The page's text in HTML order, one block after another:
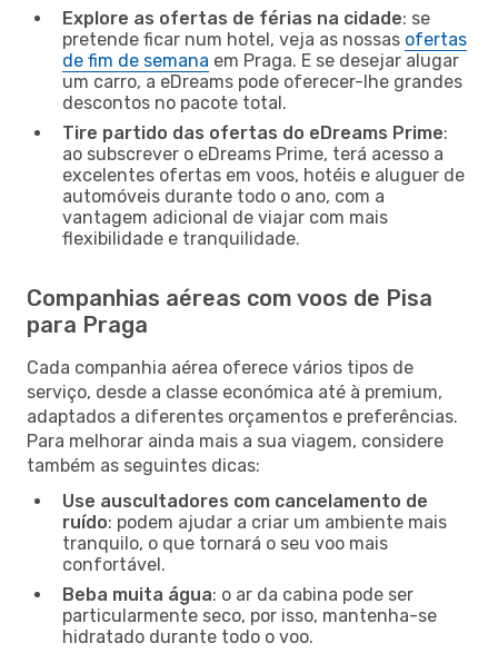
Explore as ofertas de férias na cidade: se
pretende ficar num hotel, veja as nossas ofertas
de fim de semana em Praga. E se desejar alugar
um carro, a eDreams pode oferecer-lhe grandes
descontos no pacote total.
Tire partido das ofertas do eDreams Prime:
ao subscrever o eDreams Prime, terá acesso a
excelentes ofertas em voos, hotéis e aluguer de
automóveis durante todo o ano, com a
vantagem adicional de viajar com mais
flexibilidade e tranquilidade.
Companhias aéreas com voos de Pisa
para Praga
Cada companhia aérea oferece vários tipos de
serviço, desde a classe económica até à premium,
adaptados a diferentes orçamentos e preferências.
Para melhorar ainda mais a sua viagem, considere
também as seguintes dicas:
Use auscultadores com cancelamento de
ruído: podem ajudar a criar um ambiente mais
tranquilo, o que tornará o seu voo mais
confortável.
Beba muita água: o ar da cabina pode ser
particularmente seco, por isso, mantenha-se
hidratado durante todo o voo.